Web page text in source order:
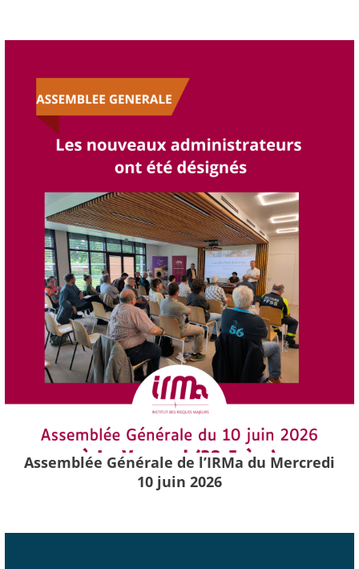
Assemblée Générale de l’IRMa du Mercredi
10 juin 2026